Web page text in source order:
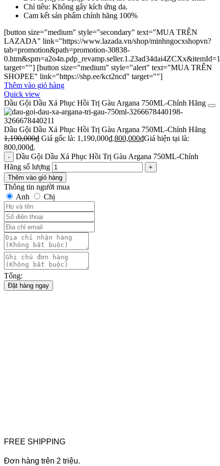
Chỉ tiêu: Không gây kích ứng da.
Cam kết sản phẩm chính hãng 100%
[button size="medium" style="secondary" text="MUA TRÊN
LAZADA" link="https://www.lazada.vn/shop/minhngocxshopvn?
tab=promotion&path=promotion-30838-
target=""] [button size="medium" style="alert" text="MUA TRÊN
SHOPEE" link="https://shp.ee/kct2ncd" target=""]
Thêm vào giỏ hàng
Quick view
Dầu Gội Dầu Xả Phục Hồi Trị Gàu Argana 750ML-Chính Hãng
Dầu Gội Dầu Xả Phục Hồi Trị Gàu Argana 750ML-Chính Hãng
1,190,000₫ Giá gốc là: 1,190,000₫.800,000₫Giá hiện tại là:
800,000₫.
Dầu Gội Dầu Xả Phục Hồi Trị Gàu Argana 750ML-Chính
Hãng số lượng
Thêm vào giỏ hàng
Thông tin người mua
Anh
Chị
Tổng:
Đặt hàng ngay
FREE SHIPPING
Đơn hàng trên 2 triệu.